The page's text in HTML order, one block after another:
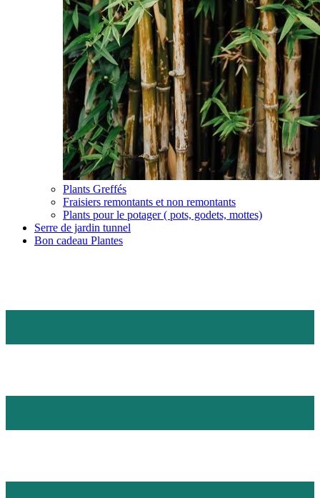
Plants Greffés
Fraisiers remontants et non remontants
Plants pour le potager ( pots, godets, mottes)
Serre de jardin tunnel
Bon cadeau Plantes